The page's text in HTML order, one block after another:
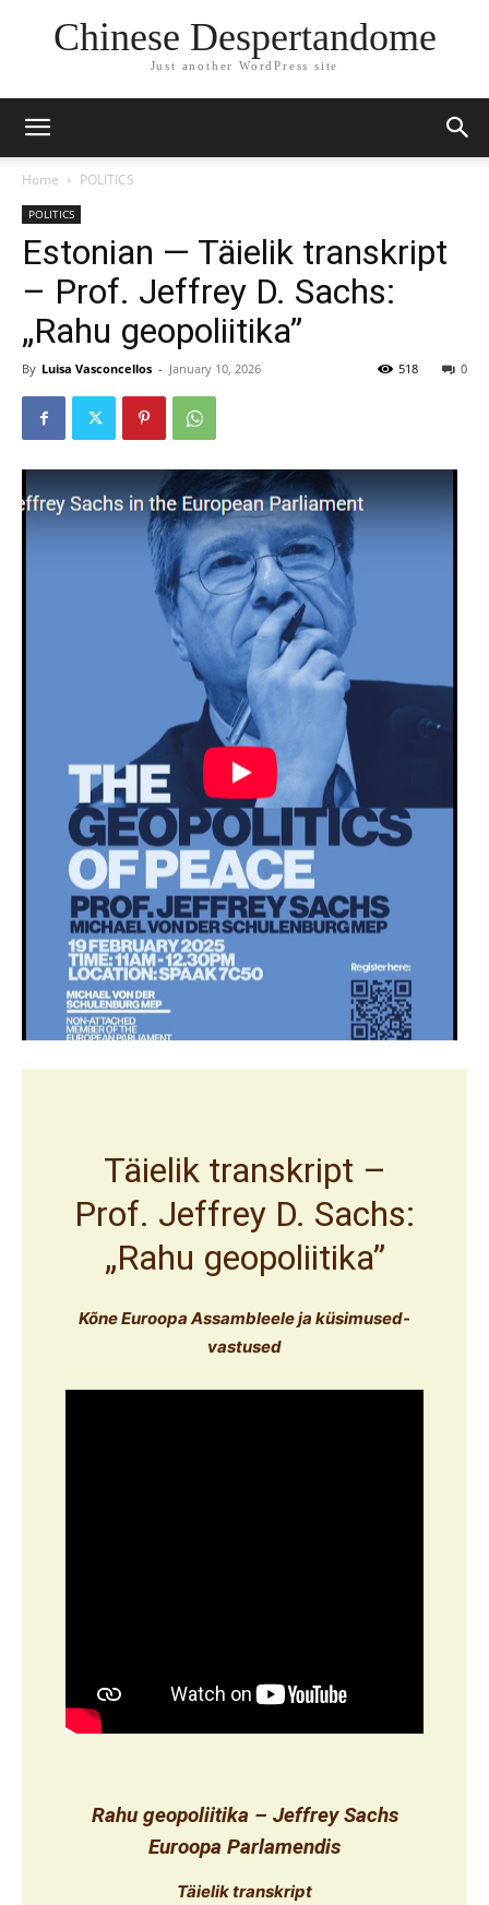
Chinese Despertandome
Just another WordPress site
Home POLITICS
POLITICS
Estonian — Täielik transkript
– Prof. Jeffrey D. Sachs:
„Rahu geopoliitika”
By Luisa Vasconcellos - January 10, 2026 0
518
Täielik transkript –
Prof. Jeffrey D. Sachs:
„Rahu geopoliitika”
Kõne Euroopa Assambleele ja küsimused-
vastused
Rahu geopoliitika – Jeffrey Sachs
Euroopa Parlamendis
Täielik transkript